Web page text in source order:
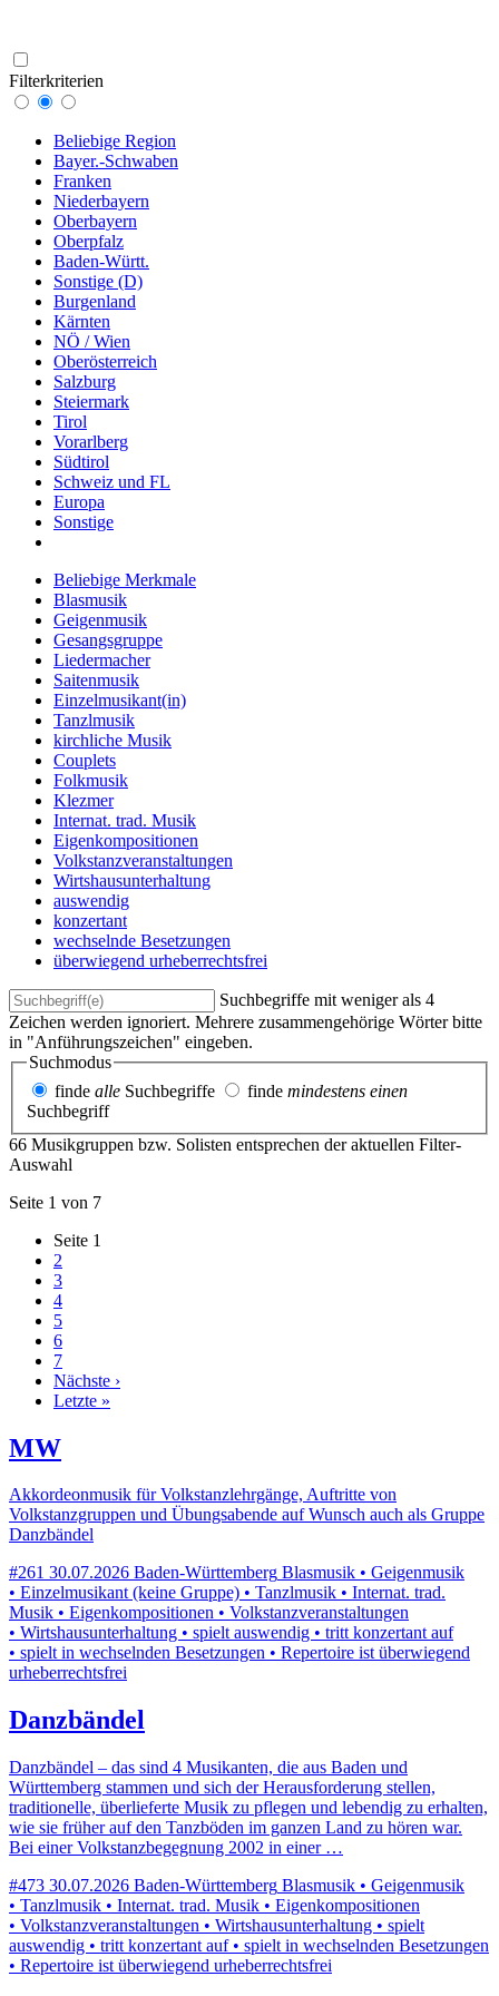
Filterkriterien
Beliebige Region
Bayer.-Schwaben
Franken
Niederbayern
Oberbayern
Oberpfalz
Baden-Württ.
Sonstige (D)
Burgenland
Kärnten
NÖ / Wien
Oberösterreich
Salzburg
Steiermark
Tirol
Vorarlberg
Südtirol
Schweiz und FL
Europa
Sonstige
Beliebige Merkmale
Blasmusik
Geigenmusik
Gesangsgruppe
Liedermacher
Saitenmusik
Einzelmusikant(in)
Tanzlmusik
kirchliche Musik
Couplets
Folkmusik
Klezmer
Internat. trad. Musik
Eigenkompositionen
Volkstanzveranstaltungen
Wirtshausunterhaltung
auswendig
konzertant
wechselnde Besetzungen
überwiegend urheberrechtsfrei
Suchbegriffe mit weniger als 4
Zeichen werden ignoriert. Mehrere zusammengehörige Wörter bitte
in "Anführungszeichen" eingeben.
Suchmodus
finde alle Suchbegriffe finde mindestens einen
Suchbegriff
66 Musikgruppen bzw. Solisten entsprechen der aktuellen Filter-
Auswahl
Seite 1 von 7
Seite 1
2
3
4
5
6
7
Nächste ›
Letzte »
MW
Akkordeonmusik für Volkstanzlehrgänge, Auftritte von
Volkstanzgruppen und Übungsabende auf Wunsch auch als Gruppe
Danzbändel
#261 30.07.2026 Baden-Württemberg Blasmusik • Geigenmusik
• Einzelmusikant (keine Gruppe) • Tanzlmusik • Internat. trad.
Musik • Eigenkompositionen • Volkstanzveranstaltungen
• Wirtshausunterhaltung • spielt auswendig • tritt konzertant auf
• spielt in wechselnden Besetzungen • Repertoire ist überwiegend
urheberrechtsfrei
Danzbändel
Danzbändel – das sind 4 Musikanten, die aus Baden und
Württemberg stammen und sich der Herausforderung stellen,
traditionelle, überlieferte Musik zu pflegen und lebendig zu erhalten,
wie sie früher auf den Tanzböden im ganzen Land zu hören war.
Bei einer Volkstanzbegegnung 2002 in einer …
#473 30.07.2026 Baden-Württemberg Blasmusik • Geigenmusik
• Tanzlmusik • Internat. trad. Musik • Eigenkompositionen
• Volkstanzveranstaltungen • Wirtshausunterhaltung • spielt
auswendig • tritt konzertant auf • spielt in wechselnden Besetzungen
• Repertoire ist überwiegend urheberrechtsfrei